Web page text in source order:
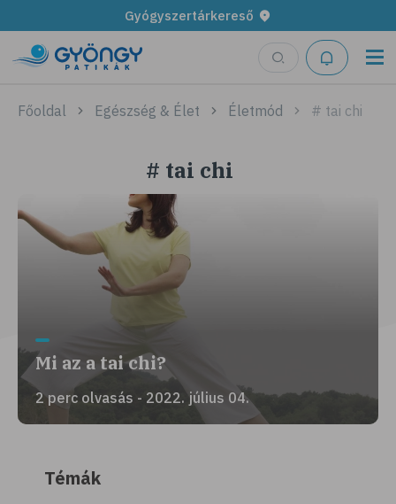
Gyógyszertárkereső
Főoldal Egészség & Élet Életmód # tai chi
# tai chi
Mi az a tai chi?
2 perc olvasás - 2022. július 04.
Témák